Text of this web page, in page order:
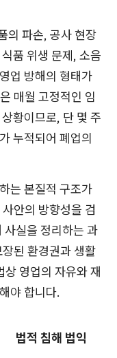
의 파손, 공사 현장
품 위생 문제, 소음
업 방해의 형태가
매월 고정적인 임
황이므로, 단 몇 주
누적되어 폐업의
는 본질적 구조가
안의 방향성을 검
사실을 정리하는 과
된 환경권과 생활
영업의 자유와 재
야 합니다.
법적 침해 법익